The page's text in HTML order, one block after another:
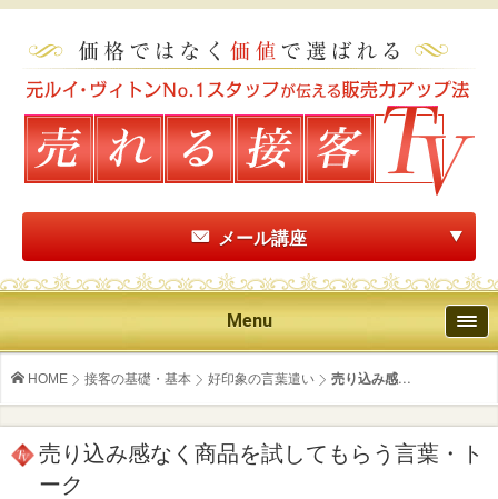
メール講座
Menu
HOME 接客の基礎・基本 好印象の言葉遣い 売り込み感...
売り込み感なく商品を試してもらう言葉・ト
ーク